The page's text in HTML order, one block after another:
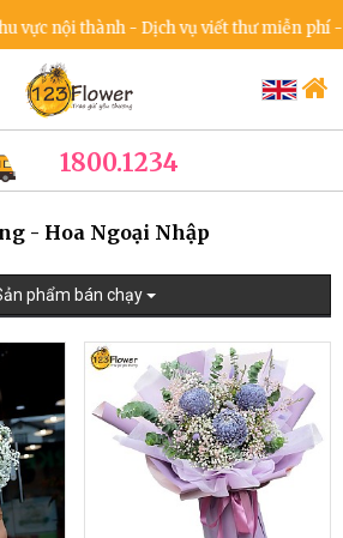
nội thành - Dịch vụ viết thư miễn phí -
1800.1234
- Hoa Ngoại Nhập
phẩm bán chạy